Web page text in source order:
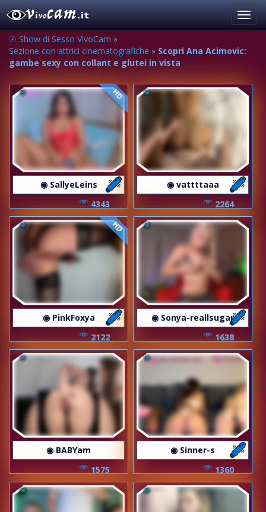
☉ Show di Sesso VivoCam »
Sezione con attrici cinematografiche » Scopri Ana Acimovic:
gambe sexy con collant e glutei in vista
HD
◉ SallyeLeins
4343
◉ vattttaaa
2264
HD
◉ PinkFoxya
2122
◉ Sonya-reallsugar
1638
◉ BABYam
1575
◉ Sinner-s
1360